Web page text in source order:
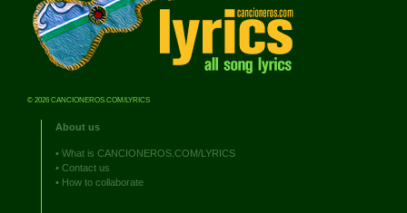
© 2026 CANCIONEROS.COM/LYRICS
About us
• What is CANCIONEROS.COM/LYRICS
• Contact us
• How to collaborate